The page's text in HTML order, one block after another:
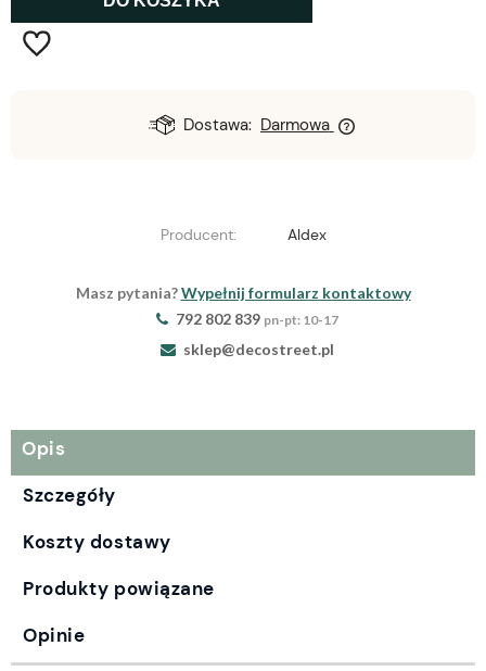
Dostawa: Darmowa
Producent: Aldex
Masz pytania?Wypełnij formularz kontaktowy
792 802 839 pn-pt: 10-17
sklep@decostreet.pl
Opis
Szczegóły
Koszty dostawy
Produkty powiązane
Opinie